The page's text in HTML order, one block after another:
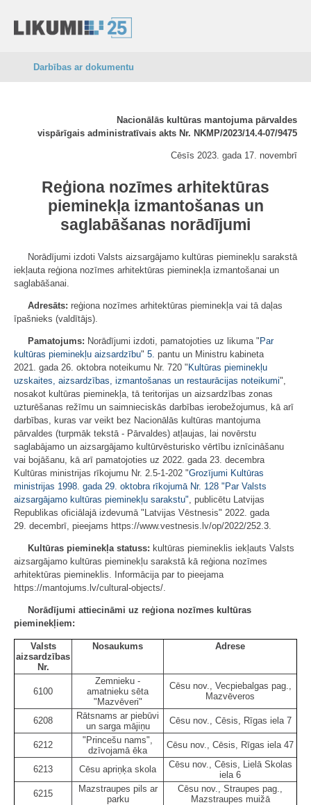
Darbības ar dokumentu
Nacionālās kultūras mantojuma pārvaldes
vispārīgais administratīvais akts Nr. NKMP/2023/14.4-07/9475
Cēsīs 2023. gada 17. novembrī
Reģiona nozīmes arhitektūras
pieminekļa izmantošanas un
saglabāšanas norādījumi
Norādījumi izdoti Valsts aizsargājamo kultūras pieminekļu sarakstā
iekļauta reģiona nozīmes arhitektūras pieminekļa izmantošanai un
saglabāšanai.
Adresāts: reģiona nozīmes arhitektūras pieminekļa vai tā daļas
īpašnieks (valdītājs).
Pamatojums: Norādījumi izdoti, pamatojoties uz likuma " Par
kultūras pieminekļu aizsardzību" 5. pantu un Ministru kabineta
2021. gada 26. oktobra noteikumu Nr. 720 " Kultūras pieminekļu
uzskaites, aizsardzības, izmantošanas un restaurācijas noteikumi",
nosakot kultūras pieminekļa, tā teritorijas un aizsardzības zonas
uzturēšanas režīmu un saimnieciskās darbības ierobežojumus, kā arī
darbības, kuras var veikt bez Nacionālās kultūras mantojuma
pārvaldes (turpmāk tekstā - Pārvaldes) atļaujas, lai novērstu
saglabājamo un aizsargājamo kultūrvēsturisko vērtību iznīcināšanu
vai bojāšanu, kā arī pamatojoties uz 2022. gada 23. decembra
Kultūras ministrijas rīkojumu Nr. 2.5-1-202 "Grozījumi Kultūras
ministrijas 1998. gada 29. oktobra rīkojumā Nr. 128 "Par Valsts
aizsargājamo kultūras pieminekļu sarakstu", publicētu Latvijas
Republikas oficiālajā izdevumā "Latvijas Vēstnesis" 2022. gada
29. decembrī, pieejams https://www.vestnesis.lv/op/2022/252.3.
Kultūras pieminekļa statuss: kultūras piemineklis iekļauts Valsts
aizsargājamo kultūras pieminekļu sarakstā kā reģiona nozīmes
arhitektūras piemineklis. Informācija par to pieejama
https://mantojums.lv/cultural-objects/.
Norādījumi attiecināmi uz reģiona nozīmes kultūras
pieminekļiem:
Valsts
aizsardzības
Nr.
Nosaukums Adrese
6100
Zemnieku -
amatnieku sēta
"Mazvēveri"
Cēsu nov., Vecpiebalgas pag.,
Mazvēveros
6208
Rātsnams ar piebūvi
un sarga mājiņu
Cēsu nov., Cēsis, Rīgas iela 7
6212
"Princešu nams",
dzīvojamā ēka
Cēsu nov., Cēsis, Rīgas iela 47
6213 Cēsu apriņķa skola
Cēsu nov., Cēsis, Lielā Skolas
iela 6
6215
Mazstraupes pils ar
parku
Cēsu nov., Straupes pag.,
Mazstraupes muižā